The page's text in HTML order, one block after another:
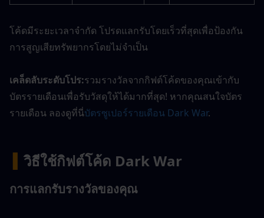
โค้ดมีระยะเวลาจำกัด โปรดแลกรับโดยเร็วที่สุดเพื่อป้องกัน
การสูญเสียทรัพยากรโดยไม่จำเป็น
เคล็ดลับระดับโปร:รวมรางวัลจากกิฟต์โค้ดของคุณเข้ากับ
บัตรรายเดือนเพื่อรับวัสดุให้ได้มากที่สุด! หากคุณสนใจบัตร
รายเดือน ลองดูที่นี่บัตรซูเปอร์รายเดือน Dark War.
วิธีใช้กิฟต์โค้ด Dark War
การแลกรับรางวัลของคุณ